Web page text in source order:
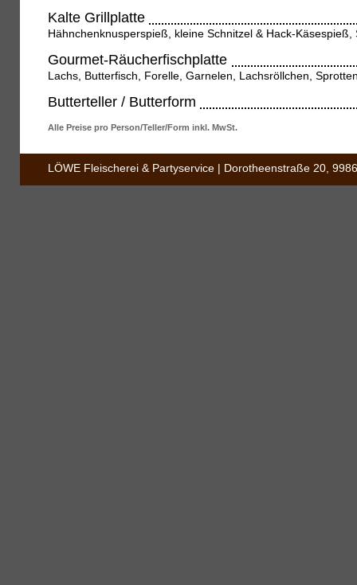
Kalte Grillplatte
Hähnchenknusperspieß, kleine Schnitzel & Hack-Käsespieß,
Gourmet-Räucherfischplatte
Lachs, Butterfisch, Forelle, Garnelen, Lachsröllchen,
Butterteller / Butterform
Alle Preise pro Person/Teller/Form inkl. MwSt.
LÖWE Fleischerei & Partyservice | Dorotheenstraße 20,